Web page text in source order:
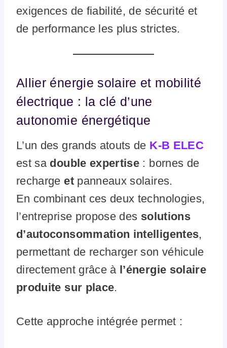
exigences de fiabilité, de sécurité et
de performance les plus strictes.
Allier énergie solaire et mobilité
électrique : la clé d’une
autonomie énergétique
L’un des grands atouts de K-B ELEC
est sa double expertise : bornes de
recharge etpanneaux solaires.
En combinant ces deux technologies,
l’entreprise propose des solutions
d’autoconsommation intelligentes,
permettant de recharger son véhicule
directement grâce à l’énergie solaire
produite sur place.
Cette approche intégrée permet :